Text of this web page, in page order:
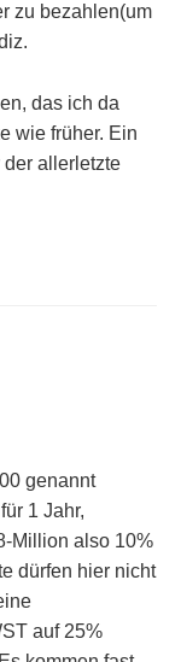
zu bezahlen(um
das ich da
wie früher. Ein
allerletzte
genannt
1 Jahr,
Million also 10%
dürfen hier nicht
auf 25%